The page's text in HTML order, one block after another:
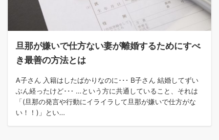
旦那が嫌いで仕方ない妻が離婚するためにすべ
き最善の方法とは
A子さん 入籍はしたばかりなのに･･･ B子さん 結婚してずい
ぶん経ったけど･･･ …という方に共通していること、それは
「(旦那の発言や行動にイライラして旦那が嫌いで仕方がな
い！！)」とい...